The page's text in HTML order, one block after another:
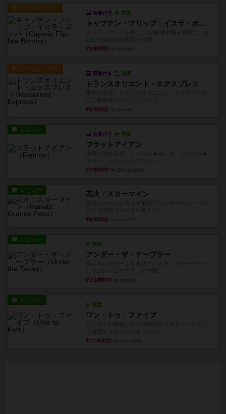
ルール/インスト
画像付き 充実
キャプテン・フリップ：イスラ・ボンバ
約5時間前
ルール/インスト
画像付き 充実
トランスオリエント・エクスプレス
約5時間前
レビュー
画像付き 充実
フラットアイアン
約7時間前
レビュー 花火：スターマイン
約8時間前
レビュー
充実
アンダー・ザ・テーブラー
約11時間前
レビュー
充実
ワン・トゥ・ファイブ
約12時間前